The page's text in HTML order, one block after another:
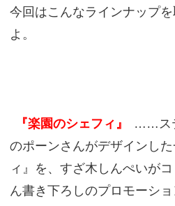
今回はこんなラインナップ
よ。
『楽園のシェフィ』
……ス
のポーンさんがデザインし
ィ』を、すざ木しんぺいが
ん書き下ろしのプロモーシ